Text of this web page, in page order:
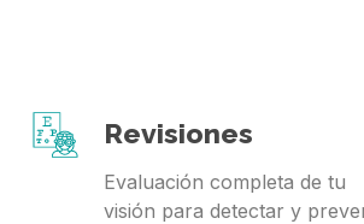
Revisiones
Evaluación completa de tu
visión para detectar y